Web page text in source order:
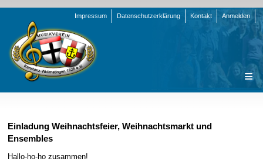
Navigation
Impressum Datenschutzerklärung Kontakt Anmelden
Verein
Vorstand
Team Jugend
Orchester
Stammorchester
Nachrichten
Einladung Weihnachtsfeier, Weihnachtsmarkt und
Ensembles
Hallo-ho-ho zusammen!